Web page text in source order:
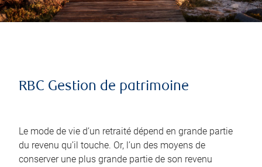
RBC Gestion de patrimoine
Le mode de vie d’un retraité dépend en grande partie
du revenu qu’il touche. Or, l’un des moyens de
conserver une plus grande partie de son revenu